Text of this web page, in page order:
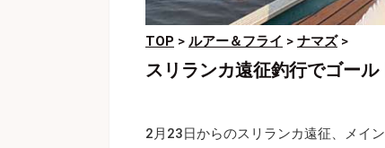
TOP > ルアー＆フライ > ナマズ>
スリランカ遠征釣行でゴー
2月23日からのスリランカ遠征、メイ